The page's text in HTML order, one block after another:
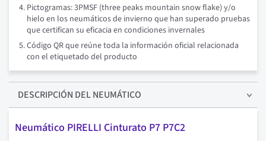
Pictogramas: 3PMSF (three peaks mountain snow flake) y/o
hielo en los neumáticos de invierno que han superado pruebas
que certifican su eficacia en condiciones invernales
Código QR que reúne toda la información oficial relacionada
con el etiquetado del producto
DESCRIPCIÓN DEL NEUMÁTICO
Neumático PIRELLI Cinturato P7 P7C2